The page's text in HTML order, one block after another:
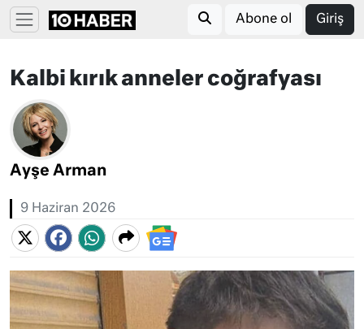
Abone ol Giriş
Kalbi kırık anneler coğrafyası
Ayşe Arman
9 Haziran 2026